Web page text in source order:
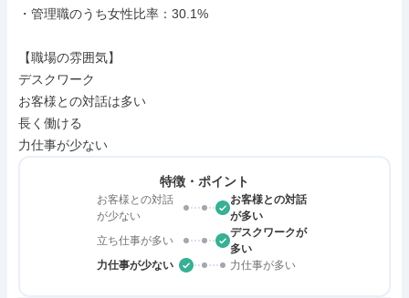
・管理職のうち女性比率：30.1%
【職場の雰囲気】
デスクワーク
お客様との対話は多い
長く働ける
力仕事が少ない
特徴・ポイント
お客様との対話
が少ない
お客様との対話
が多い
立ち仕事が多い
デスクワークが
多い
力仕事が少ない
力仕事が多い